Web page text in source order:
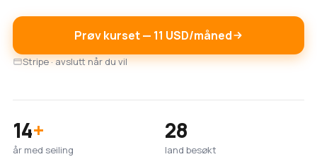
Prøv kurset — 11 USD/måned
Stripe · avslutt når du vil
14+
år med seiling
28
land besøkt